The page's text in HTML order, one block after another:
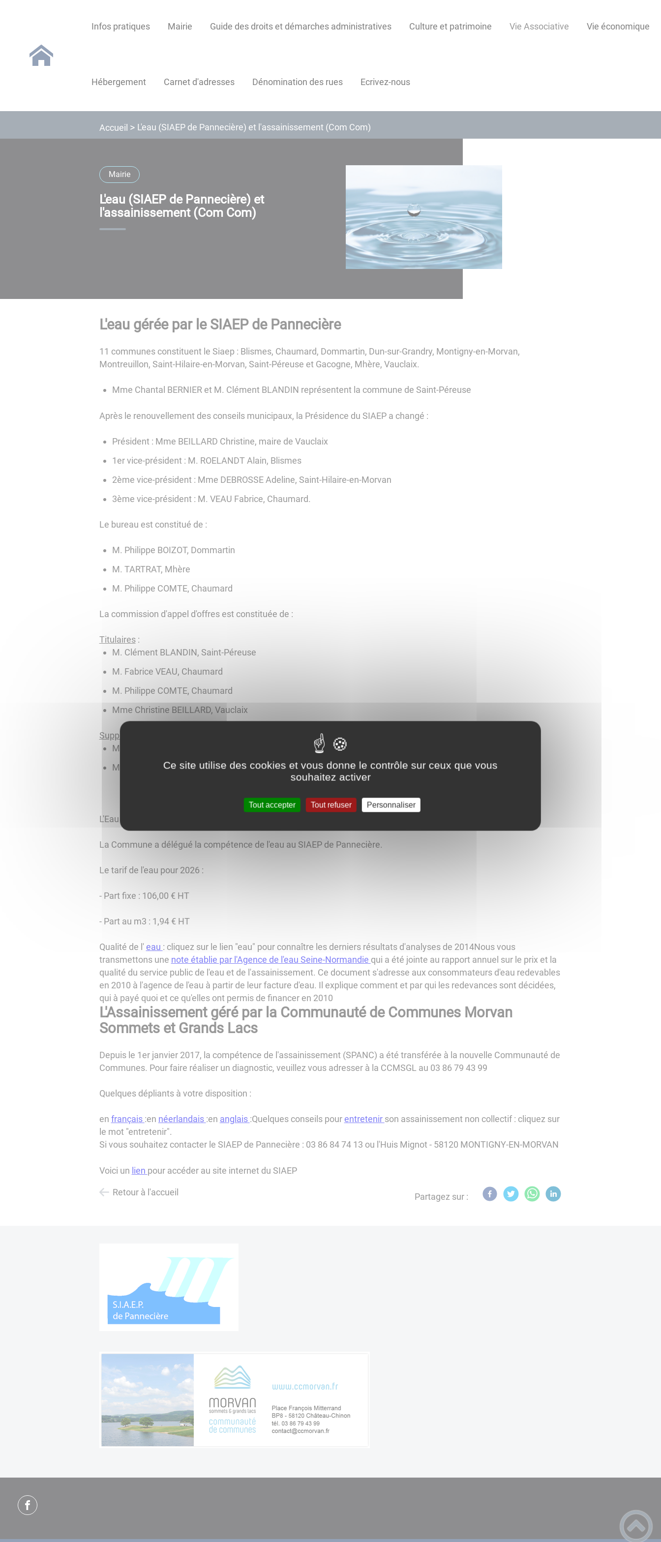
contenu
Infos pratiques Mairie Guide des droits et démarches administratives Culture et patrimoine Vie Associative Vie économique
Hébergement Carnet d'adresses Dénomination des rues Ecrivez-nous
Accueil L'eau (SIAEP de Pannecière) et l'assainissement (Com Com)
Mairie
L'eau (SIAEP de Pannecière) et
l'assainissement (Com Com)
L'eau gérée par le SIAEP de Pannecière
11 communes constituent le Siaep : Blismes, Chaumard, Dommartin, Dun-sur-Grandry, Montigny-en-Morvan,
Montreuillon, Saint-Hilaire-en-Morvan, Saint-Péreuse et Gacogne, Mhère, Vauclaix.
Mme Chantal BERNIER et M. Clément BLANDIN représentent la commune de Saint-Péreuse
Après le renouvellement des conseils municipaux, la Présidence du SIAEP a changé :
Président : Mme BEILLARD Christine, maire de Vauclaix
1er vice-président : M. ROELANDT Alain, Blismes
2ème vice-président : Mme DEBROSSE Adeline, Saint-Hilaire-en-Morvan
3ème vice-président : M. VEAU Fabrice, Chaumard.
Le bureau est constitué de :
M. Philippe BOIZOT, Dommartin
M. TARTRAT, Mhère
M. Philippe COMTE, Chaumard
La commission d'appel d'offres est constituée de :
Titulaires:
M. Clément BLANDIN, Saint-Péreuse
M. Fabrice VEAU, Chaumard
M. Philippe COMTE, Chaumard
Mme Christine BEILLARD, Vauclaix
Suppléants
M. Martial BEAUDEQUIN, Gacogne
Mme Adeline DEBROSSE, Saint-Hilaire-en-Morvan
L'Eau : Tarif
La Commune a délégué la compétence de l'eau au SIAEP de Pannecière.
Le tarif de l'eau pour 2026 :
- Part fixe : 106,00 € HT
- Part au m3 : 1,94 € HT
Qualité de l' eau : cliquez sur le lien "eau" pour connaître les derniers résultats d'analyses de 2014Nous vous
transmettons une note établie par l'Agence de l'eau Seine-Normandie qui a été jointe au rapport annuel sur le prix et la
qualité du service public de l'eau et de l'assainissement. Ce document s'adresse aux consommateurs d'eau redevables
en 2010 à l'agence de l'eau à partir de leur facture d'eau. Il explique comment et par qui les redevances sont décidées,
qui à payé quoi et ce qu'elles ont permis de financer en 2010
L'Assainissement géré par la Communauté de Communes Morvan
Sommets et Grands Lacs
Depuis le 1er janvier 2017, la compétence de l'assainissement (SPANC) a été transférée à la nouvelle Communauté de
Communes. Pour faire réaliser un diagnostic, veuillez vous adresser à la CCMSGL au 03 86 79 43 99
Quelques dépliants à votre disposition :
en français :en néerlandais :en anglais :Quelques conseils pour entretenir son assainissement non collectif : cliquez sur
le mot "entretenir".
Si vous souhaitez contacter le SIAEP de Pannecière : 03 86 84 74 13 ou l'Huis Mignot - 58120 MONTIGNY-EN-MORVAN
Voici un lien pour accéder au site internet du SIAEP
Retour à l'accueil Partagez sur :
Ce site utilise des cookies et vous donne le contrôle sur ceux que vous
souhaitez activer
Tout accepter Tout refuser Personnaliser